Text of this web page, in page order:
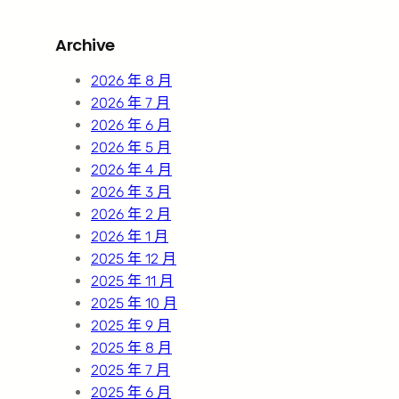
c
Archive
2026 年 8 月
2026 年 7 月
2026 年 6 月
2026 年 5 月
2026 年 4 月
2026 年 3 月
2026 年 2 月
2026 年 1 月
2025 年 12 月
2025 年 11 月
2025 年 10 月
2025 年 9 月
2025 年 8 月
2025 年 7 月
2025 年 6 月